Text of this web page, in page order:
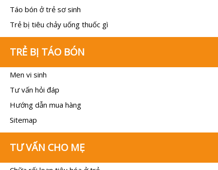
Táo bón ở trẻ sơ sinh
Trẻ bị tiêu chảy uống thuốc gì
TRẺ BỊ TÁO BÓN
Men vi sinh
Tư vấn hỏi đáp
Hướng dẫn mua hàng
Sitemap
TƯ VẤN CHO MẸ